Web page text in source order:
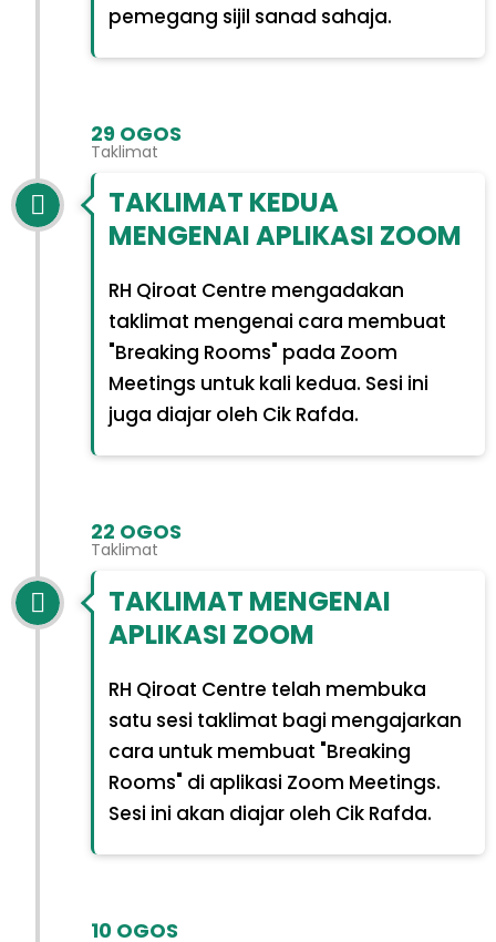
pemegang sijil sanad sahaja.
29 OGOS
Taklimat
TAKLIMAT KEDUA
MENGENAI APLIKASI ZOOM
RH Qiroat Centre mengadakan
taklimat mengenai cara membuat
"Breaking Rooms" pada Zoom
Meetings untuk kali kedua. Sesi ini
juga diajar oleh Cik Rafda.
22 OGOS
Taklimat
TAKLIMAT MENGENAI
APLIKASI ZOOM
RH Qiroat Centre telah membuka
satu sesi taklimat bagi mengajarkan
cara untuk membuat "Breaking
Rooms" di aplikasi Zoom Meetings.
Sesi ini akan diajar oleh Cik Rafda.
10 OGOS